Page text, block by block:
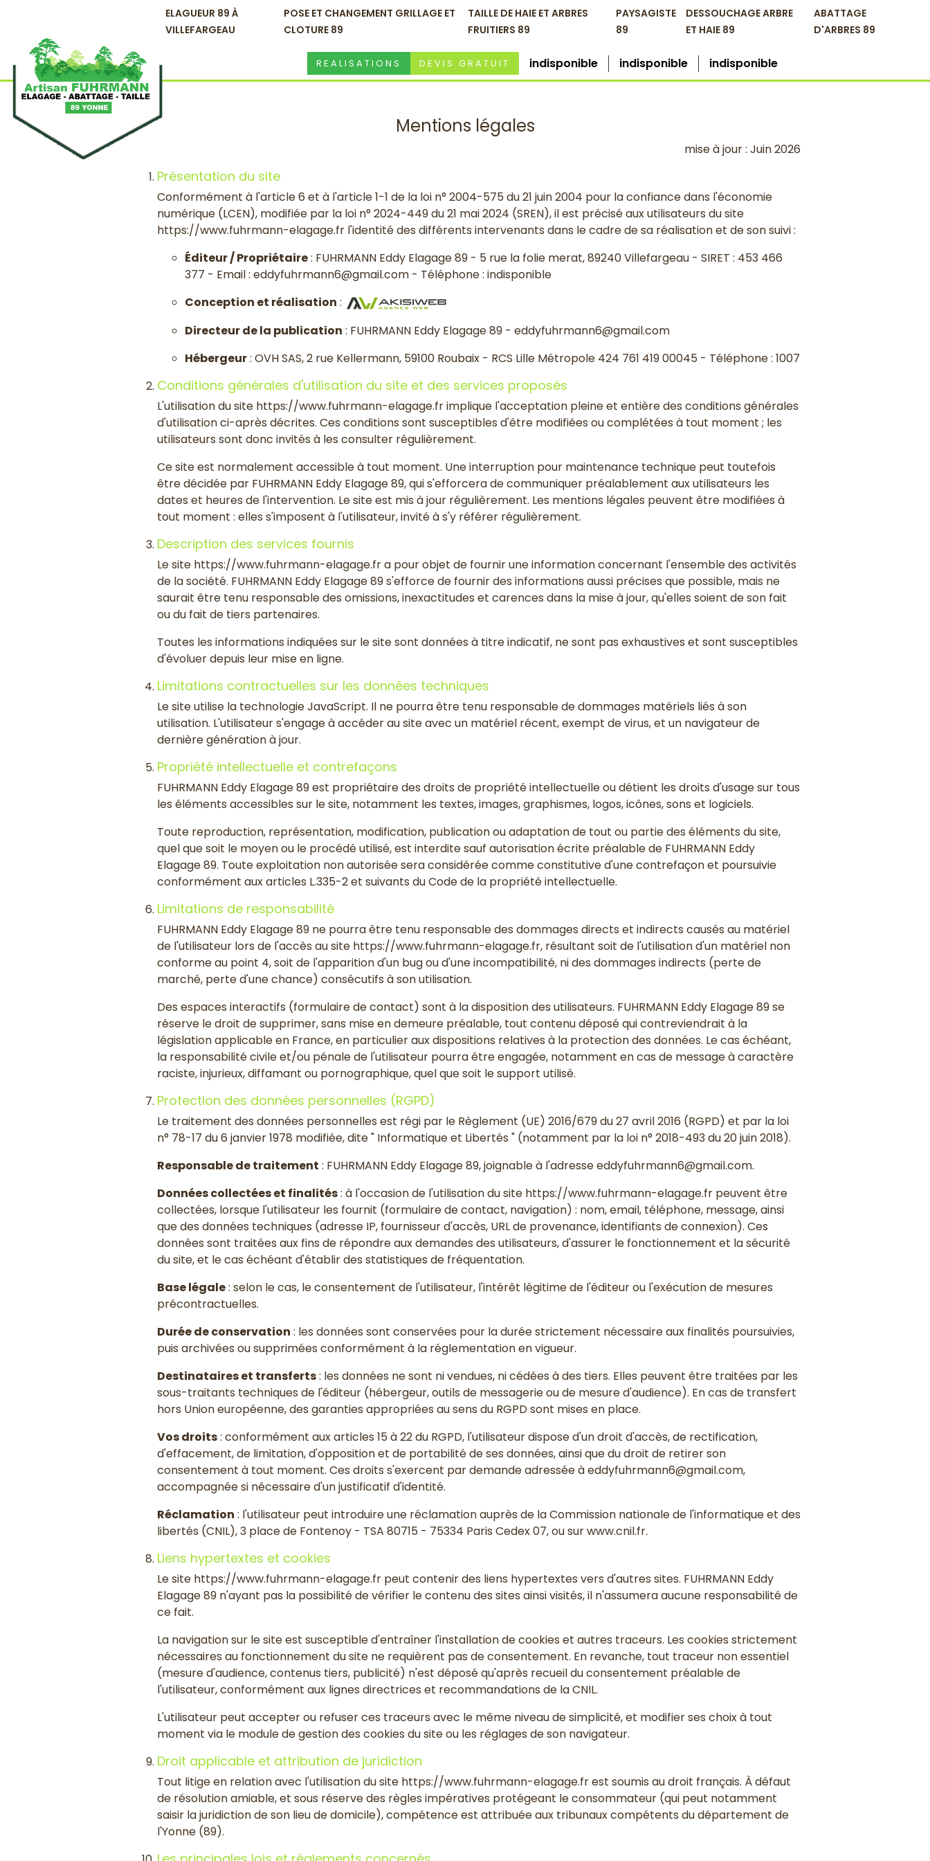
ELAGUEUR 89 À
VILLEFARGEAU
POSE ET CHANGEMENT GRILLAGE ET
CLOTURE 89
TAILLE DE HAIE ET ARBRES
FRUITIERS 89
PAYSAGISTE
89
DESSOUCHAGE ARBRE
ET HAIE 89
ABATTAGE
D'ARBRES 89
REALISATIONS DEVIS GRATUIT indisponible indisponible indisponible
Mentions légales
mise à jour : Juin 2026
Présentation du site
Conformément à l'article 6 et à l'article 1-1 de la loi n° 2004-575 du 21 juin 2004 pour la confiance dans l'économie
numérique (LCEN), modifiée par la loi n° 2024-449 du 21 mai 2024 (SREN), il est précisé aux utilisateurs du site
https://www.fuhrmann-elagage.fr l'identité des différents intervenants dans le cadre de sa réalisation et de son suivi :
Éditeur / Propriétaire: FUHRMANN Eddy Elagage 89 - 5 rue la folie merat, 89240 Villefargeau - SIRET : 453 466
377 - Email : eddyfuhrmann6@gmail.com - Téléphone : indisponible
Conception et réalisation :
Directeur de la publication : FUHRMANN Eddy Elagage 89 - eddyfuhrmann6@gmail.com
Hébergeur: OVH SAS, 2 rue Kellermann, 59100 Roubaix - RCS Lille Métropole 424 761 419 00045 - Téléphone : 1007
Conditions générales d'utilisation du site et des services proposés
L'utilisation du site https://www.fuhrmann-elagage.fr implique l'acceptation pleine et entière des conditions générales
d'utilisation ci-après décrites. Ces conditions sont susceptibles d'être modifiées ou complétées à tout moment ; les
utilisateurs sont donc invités à les consulter régulièrement.
Ce site est normalement accessible à tout moment. Une interruption pour maintenance technique peut toutefois
être décidée par FUHRMANN Eddy Elagage 89, qui s'efforcera de communiquer préalablement aux utilisateurs les
dates et heures de l'intervention. Le site est mis à jour régulièrement. Les mentions légales peuvent être modifiées à
tout moment : elles s'imposent à l'utilisateur, invité à s'y référer régulièrement.
Description des services fournis
Le site https://www.fuhrmann-elagage.fr a pour objet de fournir une information concernant l'ensemble des activités
de la société. FUHRMANN Eddy Elagage 89 s'efforce de fournir des informations aussi précises que possible, mais ne
saurait être tenu responsable des omissions, inexactitudes et carences dans la mise à jour, qu'elles soient de son fait
ou du fait de tiers partenaires.
Toutes les informations indiquées sur le site sont données à titre indicatif, ne sont pas exhaustives et sont susceptibles
d'évoluer depuis leur mise en ligne.
Limitations contractuelles sur les données techniques
Le site utilise la technologie JavaScript. Il ne pourra être tenu responsable de dommages matériels liés à son
utilisation. L'utilisateur s'engage à accéder au site avec un matériel récent, exempt de virus, et un navigateur de
dernière génération à jour.
Propriété intellectuelle et contrefaçons
FUHRMANN Eddy Elagage 89 est propriétaire des droits de propriété intellectuelle ou détient les droits d'usage sur tous
les éléments accessibles sur le site, notamment les textes, images, graphismes, logos, icônes, sons et logiciels.
Toute reproduction, représentation, modification, publication ou adaptation de tout ou partie des éléments du site,
quel que soit le moyen ou le procédé utilisé, est interdite sauf autorisation écrite préalable de FUHRMANN Eddy
Elagage 89. Toute exploitation non autorisée sera considérée comme constitutive d'une contrefaçon et poursuivie
conformément aux articles L.335-2 et suivants du Code de la propriété intellectuelle.
Limitations de responsabilité
FUHRMANN Eddy Elagage 89 ne pourra être tenu responsable des dommages directs et indirects causés au matériel
de l'utilisateur lors de l'accès au site https://www.fuhrmann-elagage.fr, résultant soit de l'utilisation d'un matériel non
conforme au point 4, soit de l'apparition d'un bug ou d'une incompatibilité, ni des dommages indirects (perte de
marché, perte d'une chance) consécutifs à son utilisation.
Des espaces interactifs (formulaire de contact) sont à la disposition des utilisateurs. FUHRMANN Eddy Elagage 89 se
réserve le droit de supprimer, sans mise en demeure préalable, tout contenu déposé qui contreviendrait à la
législation applicable en France, en particulier aux dispositions relatives à la protection des données. Le cas échéant,
la responsabilité civile et/ou pénale de l'utilisateur pourra être engagée, notamment en cas de message à caractère
raciste, injurieux, diffamant ou pornographique, quel que soit le support utilisé.
Protection des données personnelles (RGPD)
Le traitement des données personnelles est régi par le Règlement (UE) 2016/679 du 27 avril 2016 (RGPD) et par la loi
n° 78-17 du 6 janvier 1978 modifiée, dite " Informatique et Libertés " (notamment par la loi n° 2018-493 du 20 juin 2018).
Responsable de traitement : FUHRMANN Eddy Elagage 89, joignable à l'adresse eddyfuhrmann6@gmail.com.
Données collectées et finalités: à l'occasion de l'utilisation du site https://www.fuhrmann-elagage.fr peuvent être
collectées, lorsque l'utilisateur les fournit (formulaire de contact, navigation) : nom, email, téléphone, message, ainsi
que des données techniques (adresse IP, fournisseur d'accès, URL de provenance, identifiants de connexion). Ces
données sont traitées aux fins de répondre aux demandes des utilisateurs, d'assurer le fonctionnement et la sécurité
du site, et le cas échéant d'établir des statistiques de fréquentation.
Base légale: selon le cas, le consentement de l'utilisateur, l'intérêt légitime de l'éditeur ou l'exécution de mesures
précontractuelles.
Durée de conservation : les données sont conservées pour la durée strictement nécessaire aux finalités poursuivies,
puis archivées ou supprimées conformément à la réglementation en vigueur.
Destinataires et transferts: les données ne sont ni vendues, ni cédées à des tiers. Elles peuvent être traitées par les
sous-traitants techniques de l'éditeur (hébergeur, outils de messagerie ou de mesure d'audience). En cas de transfert
hors Union européenne, des garanties appropriées au sens du RGPD sont mises en place.
Vos droits: conformément aux articles 15 à 22 du RGPD, l'utilisateur dispose d'un droit d'accès, de rectification,
d'effacement, de limitation, d'opposition et de portabilité de ses données, ainsi que du droit de retirer son
consentement à tout moment. Ces droits s'exercent par demande adressée à eddyfuhrmann6@gmail.com,
accompagnée si nécessaire d'un justificatif d'identité.
Réclamation : l'utilisateur peut introduire une réclamation auprès de la Commission nationale de l'informatique et des
libertés (CNIL), 3 place de Fontenoy - TSA 80715 - 75334 Paris Cedex 07, ou sur www.cnil.fr.
Liens hypertextes et cookies
Le site https://www.fuhrmann-elagage.fr peut contenir des liens hypertextes vers d'autres sites. FUHRMANN Eddy
Elagage 89 n'ayant pas la possibilité de vérifier le contenu des sites ainsi visités, il n'assumera aucune responsabilité de
ce fait.
La navigation sur le site est susceptible d'entraîner l'installation de cookies et autres traceurs. Les cookies strictement
nécessaires au fonctionnement du site ne requièrent pas de consentement. En revanche, tout traceur non essentiel
(mesure d'audience, contenus tiers, publicité) n'est déposé qu'après recueil du consentement préalable de
l'utilisateur, conformément aux lignes directrices et recommandations de la CNIL.
L'utilisateur peut accepter ou refuser ces traceurs avec le même niveau de simplicité, et modifier ses choix à tout
moment via le module de gestion des cookies du site ou les réglages de son navigateur.
Droit applicable et attribution de juridiction
Tout litige en relation avec l'utilisation du site https://www.fuhrmann-elagage.fr est soumis au droit français. À défaut
de résolution amiable, et sous réserve des règles impératives protégeant le consommateur (qui peut notamment
saisir la juridiction de son lieu de domicile), compétence est attribuée aux tribunaux compétents du département de
l'Yonne (89).